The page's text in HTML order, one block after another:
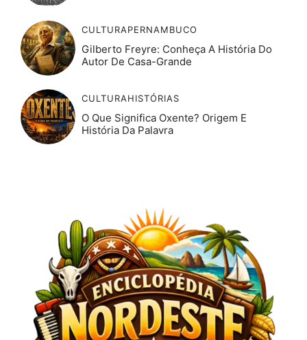
CULTURAPERNAMBUCO
Gilberto Freyre: Conheça A História Do
Autor De Casa-Grande
CULTURAHISTÓRIAS
O Que Significa Oxente? Origem E
História Da Palavra